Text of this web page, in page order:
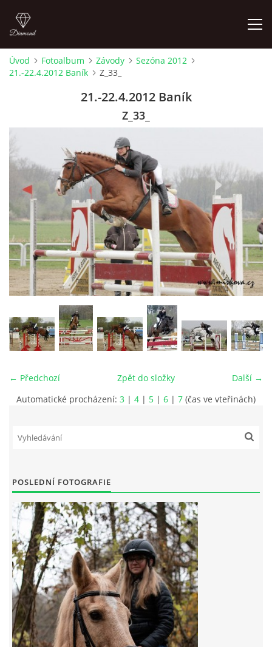
ÚVOD
KONTAKT
SLUŽBY
JEŽDĚNÍ PRO VEŘEJNOST
FOTOALBUM
VIDEA
ODKAZY
PŘISPĚVEK ČUS KARVINA -PODPORA SPORTU V
NÁHRADNÍ TERMÍN BRIGÁDY PRO TY KTEŘÍ SE
NEDOSTAVILI NA PODZIMNÍ BRIGÁDU
ČLENOVÉ RYCHVALDU 2023
7:4 (VELKÝ PÁTEK) KROUŽEK NEBUDE
JARNÍ BRIGÁDA 20.5.2023
Úvod Fotoalbum Závody
Sezóna 2012
21.-22.4.2012 Baník
Z_33_
21.-22.4.2012 Baník
Z_33_
← Předchozí Další →
Zpět do složky
Automatické procházení: 3 | 4 | 5 | 6 | 7 (čas ve vteřinách)
POSLEDNÍ FOTOGRAFIE